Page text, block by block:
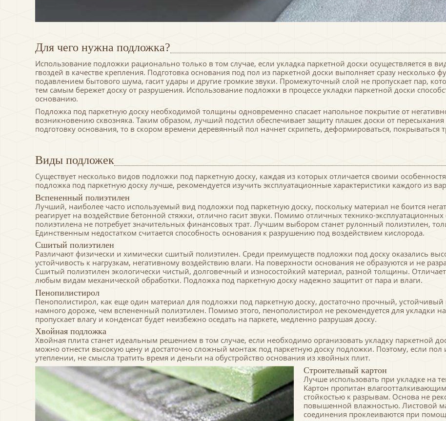
Для чего нужна подложка?
Использование подложки рационально только в том случае, если укладка паркетной доски осуществляется в
гвоздей в качестве крепления. Подготовка основания под пол из паркетной доски выполняет сразу несколько
подавлением бытового шума, гасит удары и другие громкие звуки. Промежуточный слой не пропускает пар,
тем самым бережет доску от разрушения. Использование подложки в процессе укладки паркетной доски
основанию.
Подложка под паркетную доску необходимой толщины одновременно спасает напольное покрытие от
возникновению сквозняка. Таким образом, лучший подстил обеспечивает защиту плашек доски от
подготовку основания, то в скором времени деревянный пол начнет скрипеть, деформироваться,
Виды подложек
Существует несколько видов подложки под паркетную доску, каждая из которых отличается своими
подложка под паркетную доску лучше, рекомендуется изучить эксплуатационные характеристики каждого из
Вспененный полиэтилен
Лучший, наиболее часто используемый вид подложки под паркетную доску, поскольку материал не боится
реагирует на воздействие бетонной стяжки, отлично гасит звуки. Помимо отличных технико-
полиэтилена не потребует значительных финансовых трат. Лучшим выбором станет рулонный полиэтилен,
Единственным недостатком считается способность основания к разрушению под воздействием кислорода.
Сшитый полиэтилен
Различают физически и химически сшитый полиэтилен. Среди преимуществ подложки под доску оказались
устойчивость к нагрузкам, негативному воздействию влаги. На поверхности основания не образуются и не
Сшитый полиэтилен экологически чистый, долговечный и износостойкий материал, разной толщины.
любым видам механической обработки. Подложка под паркетную доску надежно защитит от пара и влаги.
Пенопилистирол
Пенополистирол, как еще один материал для подложки под паркетную доску, достаточно прочный,
намного дороже, чем вспененный полиэтилен. Помимо этого, пенополистирол не рекомендуется для укладки
пропускает влагу и конденсат будет неизбежно оседать на паркете, медленно разрушая доску.
Хвойная подложка
Хвойная плита станет идеальным решением в том случае, если необходимо организовать укладку паркетной
можно отнести высокую цену и достаточно сложный монтаж под паркетную доску подложки. Поэтому, если пол
утеплении, не смысла тратить время и деньги на обустройство основания из хвойных плит.
Строительный картон
Лучше использовать при укладке на
Картон пропитан
стойкостью к разрывам. Основа не
повышенной влажностью. Листовой
соединения проклеиваются при